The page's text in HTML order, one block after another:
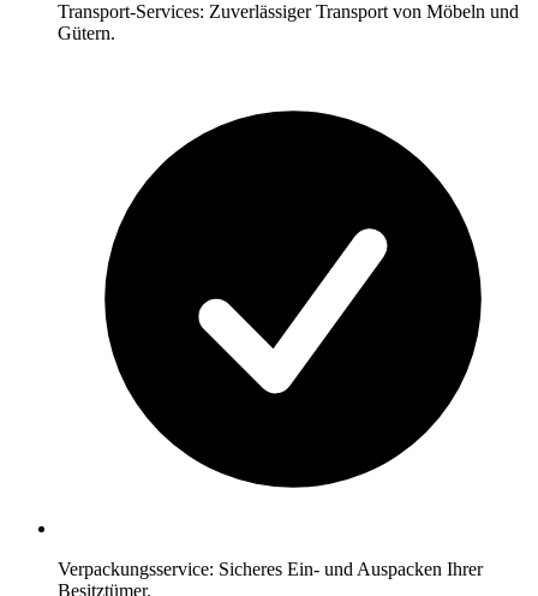
Transport-Services: Zuverlässiger Transport von Möbeln und
Gütern.
Verpackungsservice: Sicheres Ein- und Auspacken Ihrer
Besitztümer.